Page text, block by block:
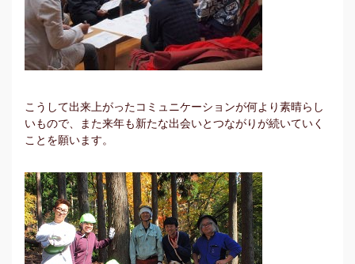
こうして出来上がったコミュニケーションが何より素晴らし
いもので、また来年も新たな出会いとつながりが続いていく
ことを願います。